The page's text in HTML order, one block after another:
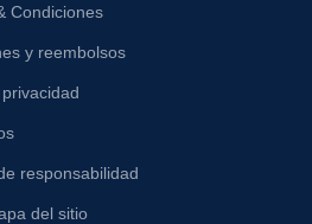
Condiciones
y reembolsos
responsabilidad
del sitio